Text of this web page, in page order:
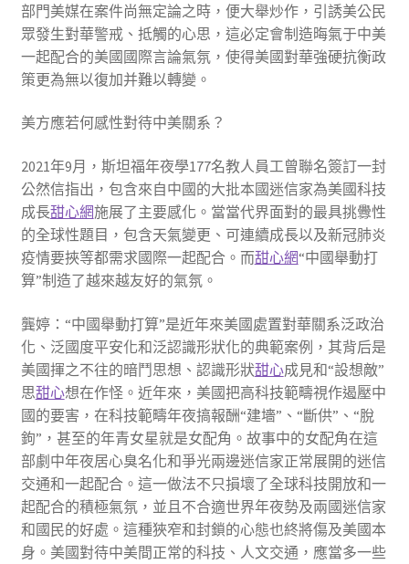
部門美媒在案件尚無定論之時，便大舉炒作，引誘美公民
眾發生對華警戒、抵觸的心思，這必定會制造晦氣于中美
一起配合的美國國際言論氣氛，使得美國對華強硬抗衡政
策更為無以復加并難以轉變。
美方應若何感性對待中美關系？
2021年9月，斯坦福年夜學177名教人員工曾聯名簽訂一封
公然信指出，包含來自中國的大批本國迷信家為美國科技
成長甜心網施展了主要感化。當當代界面對的最具挑釁性
的全球性題目，包含天氣變更、可連續成長以及新冠肺炎
疫情要挾等都需求國際一起配合。而甜心網“中國舉動打
算”制造了越來越友好的氣氛。
龔婷：“中國舉動打算”是近年來美國處置對華關系泛政治
化、泛國度平安化和泛認識形狀化的典範案例，其背后是
美國揮之不往的暗鬥思想、認識形狀甜心成見和“設想敵”
思甜心想在作怪。近年來，美國把高科技範疇視作遏壓中
國的要害，在科技範疇年夜搞報酬“建墻”、“斷供”、“脫
鉤”，甚至的年青女星就是女配角。故事中的女配角在這
部劇中年夜居心臭名化和爭光兩邊迷信家正常展開的迷信
交通和一起配合。這一做法不只損壞了全球科技開放和一
起配合的積極氣氛，並且不合適世界年夜勢及兩國迷信家
和國民的好處。這種狹窄和封鎖的心態也終將傷及美國本
身。美國對待中美間正常的科技、人文交通，應當多一些